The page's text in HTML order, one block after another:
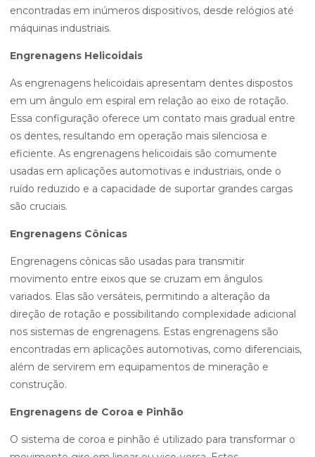
encontradas em inúmeros dispositivos, desde relógios até
máquinas industriais.
Engrenagens Helicoidais
As engrenagens helicoidais apresentam dentes dispostos
em um ângulo em espiral em relação ao eixo de rotação.
Essa configuração oferece um contato mais gradual entre
os dentes, resultando em operação mais silenciosa e
eficiente. As engrenagens helicoidais são comumente
usadas em aplicações automotivas e industriais, onde o
ruído reduzido e a capacidade de suportar grandes cargas
são cruciais.
Engrenagens Cônicas
Engrenagens cônicas são usadas para transmitir
movimento entre eixos que se cruzam em ângulos
variados. Elas são versáteis, permitindo a alteração da
direção de rotação e possibilitando complexidade adicional
nos sistemas de engrenagens. Estas engrenagens são
encontradas em aplicações automotivas, como diferenciais,
além de servirem em equipamentos de mineração e
construção.
Engrenagens de Coroa e Pinhão
O sistema de coroa e pinhão é utilizado para transformar o